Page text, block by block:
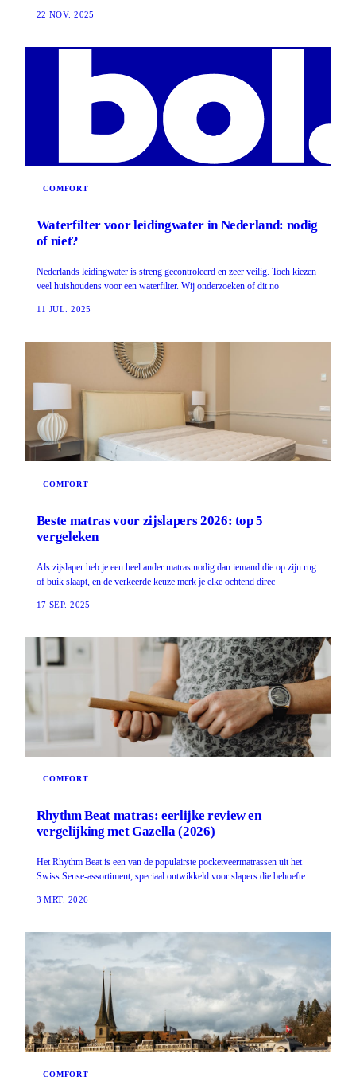
22 NOV. 2025
COMFORT
Waterfilter voor leidingwater in Nederland: nodig
of niet?
Nederlands leidingwater is streng gecontroleerd en zeer veilig. Toch kiezen
veel huishoudens voor een waterfilter. Wij onderzoeken of dit no
11 JUL. 2025
COMFORT
Beste matras voor zijslapers 2026: top 5
vergeleken
Als zijslaper heb je een heel ander matras nodig dan iemand die op zijn rug
of buik slaapt, en de verkeerde keuze merk je elke ochtend direc
17 SEP. 2025
COMFORT
Rhythm Beat matras: eerlijke review en
vergelijking met Gazella (2026)
Het Rhythm Beat is een van de populairste pocketveermatrassen uit het
Swiss Sense-assortiment, speciaal ontwikkeld voor slapers die behoefte
3 MRT. 2026
COMFORT